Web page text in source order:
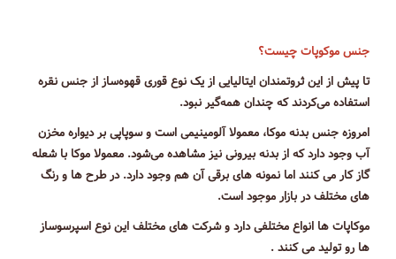
جنس موکوپات چیست؟
تا پیش از این ثروتمندان ایتالیایی از یک نوع قوری قهوه‌ساز از جنس نقره
استفاده می‌کردند که چندان همه‌گیر نبود.
امروزه جنس بدنه موکا، معمولا آلومینیمی است و سوپاپی بر دیواره مخزن
آب وجود دارد که از بدنه بیرونی نیز مشاهده می‌شود. معمولا موکا با شعله
گاز کار می کنند اما نمونه های برقی آن هم وجود دارد. در طرح ها و رنگ
های مختلف در بازار موجود است.
موکاپات ها انواع مختلفی دارد و شرکت های مختلف این نوع اسپرسوساز
ها رو تولید می کنند .